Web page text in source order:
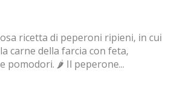
ricetta di peperoni ripieni, in cui
carne della farcia con feta,
pomodori. 🌶 Il peperone...